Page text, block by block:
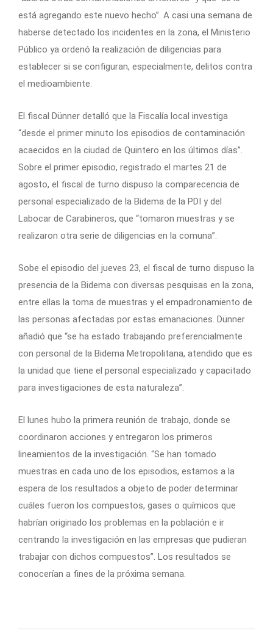
está agregando este nuevo hecho”. A casi una semana de
haberse detectado los incidentes en la zona, el Ministerio
Público ya ordenó la realización de diligencias para
establecer si se configuran, especialmente, delitos contra
el medioambiente.
El fiscal Dünner detalló que la Fiscalía local investiga
“desde el primer minuto los episodios de contaminación
acaecidos en la ciudad de Quintero en los últimos días”.
Sobre el primer episodio, registrado el martes 21 de
agosto, el fiscal de turno dispuso la comparecencia de
personal especializado de la Bidema de la PDI y del
Labocar de Carabineros, que “tomaron muestras y se
realizaron otra serie de diligencias en la comuna”.
Sobe el episodio del jueves 23, el fiscal de turno dispuso la
presencia de la Bidema con diversas pesquisas en la zona,
entre ellas la toma de muestras y el empadronamiento de
las personas afectadas por estas emanaciones. Dünner
añadió que “se ha estado trabajando preferencialmente
con personal de la Bidema Metropolitana, atendido que es
la unidad que tiene el personal especializado y capacitado
para investigaciones de esta naturaleza”.
El lunes hubo la primera reunión de trabajo, donde se
coordinaron acciones y entregaron los primeros
lineamientos de la investigación. “Se han tomado
muestras en cada uno de los episodios, estamos a la
espera de los resultados a objeto de poder determinar
cuáles fueron los compuestos, gases o químicos que
habrían originado los problemas en la población e ir
centrando la investigación en las empresas que pudieran
trabajar con dichos compuestos”. Los resultados se
conocerían a fines de la próxima semana.